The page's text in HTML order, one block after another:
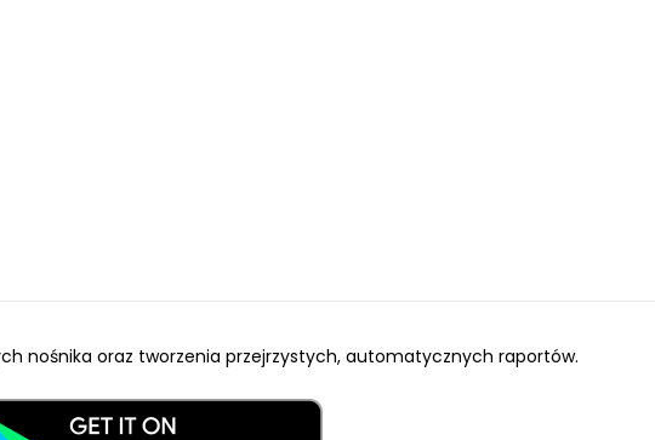
nośnika oraz tworzenia przejrzystych, automatycznych raportów.